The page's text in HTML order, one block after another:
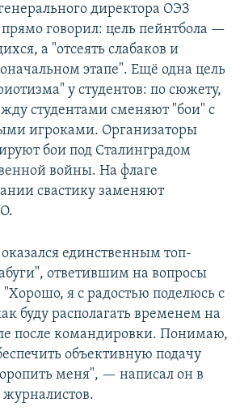
директора ОЭЗ
прямо говорил: цель пейнтбола —
а "отсеять слабаков и
этапе". Ещё одна цель
у студентов: по сюжету,
студентами сменяют "бои" с
игроками. Организаторы
бои под Сталинградом
войны. На флаге
свастику заменяют
единственным топ-
ответившим на вопросы
"Хорошо, я с радостью поделюсь с
буду располагать временем на
после командировки. Понимаю,
объективную подачу
меня", — написал он в
журналистов.